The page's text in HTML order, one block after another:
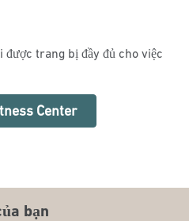
trang bị đầy đủ cho việc
Center
bạn